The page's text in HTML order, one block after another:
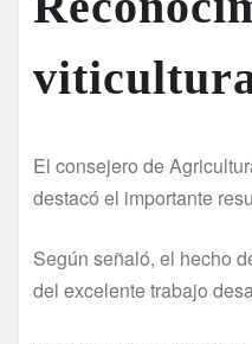
El consejero de
destacó el importante
Según señaló, el hecho
del excelente trabajo